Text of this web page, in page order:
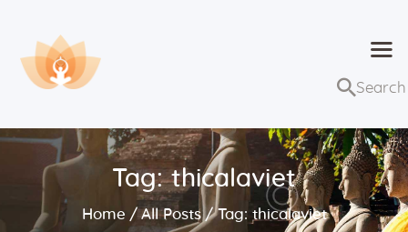
Tag: thicalaviet
Home All Posts Tag: thicalaviet
Trang chủ
Bài giảng
Lớp học và sự kiện
Về Dhammaduta